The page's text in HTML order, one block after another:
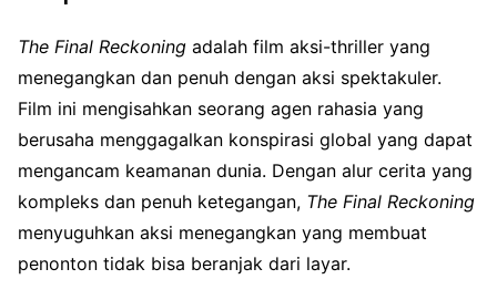
The Final Reckoning adalah film aksi-thriller yang
menegangkan dan penuh dengan aksi spektakuler.
Film ini mengisahkan seorang agen rahasia yang
berusaha menggagalkan konspirasi global yang dapat
mengancam keamanan dunia. Dengan alur cerita yang
kompleks dan penuh ketegangan, The Final Reckoning
menyuguhkan aksi menegangkan yang membuat
penonton tidak bisa beranjak dari layar.